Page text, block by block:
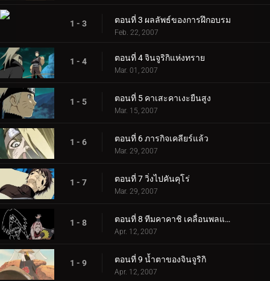
1 - 3 ตอนที่ 3 ผลลัพธ์ของการฝึกอบรม
Feb. 22, 2007
1 - 4 ตอนที่ 4 จินจูริกิแห่งทราย
Mar. 01, 2007
1 - 5 ตอนที่ 5 คาเสะคาเงะยืนสูง
Mar. 15, 2007
1 - 6 ตอนที่ 6 ภารกิจเคลียร์แล้ว
Mar. 29, 2007
1 - 7 ตอนที่ 7 วิ่งไปคันคุโร่
Mar. 29, 2007
1 - 8 ตอนที่ 8 ทีมคาคาชิ เคลื่อนพลแล้ว
Apr. 12, 2007
1 - 9 ตอนที่ 9 น้ำตาของจินจูริกิ
Apr. 12, 2007